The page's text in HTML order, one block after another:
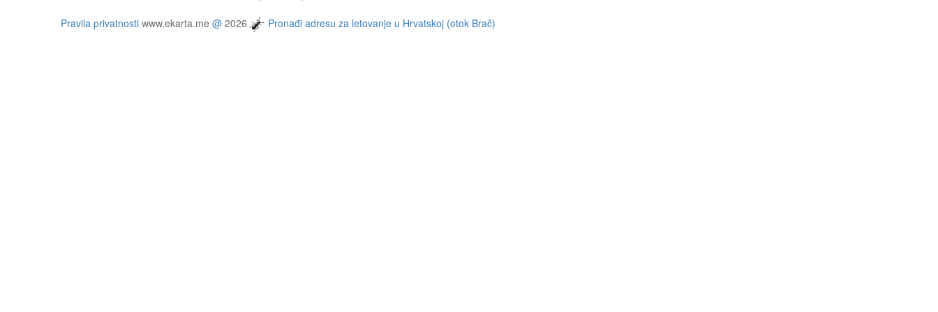
Pravila privatnosti www.ekarta.me @ 2026 Pronađi adresu za letovanje u Hrvatskoj (otok Brač)